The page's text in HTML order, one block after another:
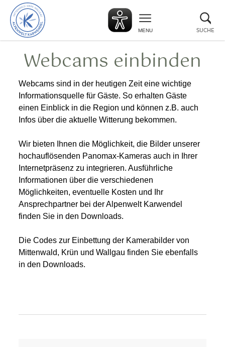
zurück
zur
Startseite
MENU SUCHE
Webcams einbinden
Webcams sind in der heutigen Zeit eine wichtige
Informationsquelle für Gäste. So erhalten Gäste
einen Einblick in die Region und können z.B. auch
Infos über die aktuelle Witterung bekommen.
Wir bieten Ihnen die Möglichkeit, die Bilder unserer
hochauflösenden Panomax-Kameras auch in Ihrer
Internetpräsenz zu integrieren. Ausführliche
Informationen über die verschiedenen
Möglichkeiten, eventuelle Kosten und Ihr
Ansprechpartner bei der Alpenwelt Karwendel
finden Sie in den Downloads.
Die Codes zur Einbettung der Kamerabilder von
Mittenwald, Krün und Wallgau finden Sie ebenfalls
in den Downloads.